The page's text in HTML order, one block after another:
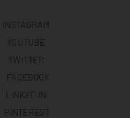
INSTAGRAM
YOUTUBE
TWITTER
FACEBOOK
LINKED IN
PINTEREST